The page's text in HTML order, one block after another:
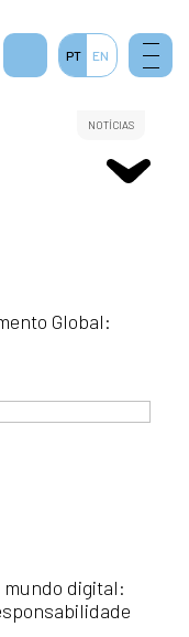
NOTÍCIAS
Global:
mundo digital:
PT EN